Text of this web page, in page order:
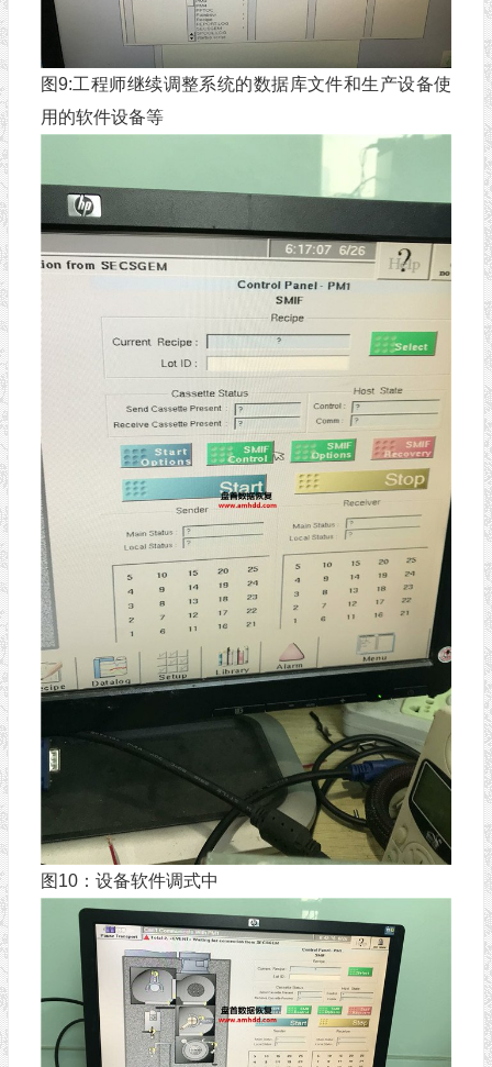
图9:工程师继续调整系统的数据库文件和生产设备使
用的软件设备等
图10：设备软件调式中